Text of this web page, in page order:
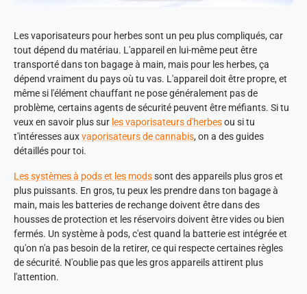
Les vaporisateurs pour herbes sont un peu plus compliqués, car
tout dépend du matériau. L'appareil en lui-même peut être
transporté dans ton bagage à main, mais pour les herbes, ça
dépend vraiment du pays où tu vas. L'appareil doit être propre, et
même si l'élément chauffant ne pose généralement pas de
problème, certains agents de sécurité peuvent être méfiants. Si tu
veux en savoir plus sur les vaporisateurs d'herbesou si tu
t'intéresses auxvaporisateurs de cannabis, on a des guides
détaillés pour toi.
Les systèmes à pods et les modssont des appareils plus gros et
plus puissants. En gros, tu peux les prendre dans ton bagage à
main, mais les batteries de rechange doivent être dans des
housses de protection et les réservoirs doivent être vides ou bien
fermés. Un système à pods, c'est quand la batterie est intégrée et
qu'on n'a pas besoin de la retirer, ce qui respecte certaines règles
de sécurité. N'oublie pas que les gros appareils attirent plus
l'attention.